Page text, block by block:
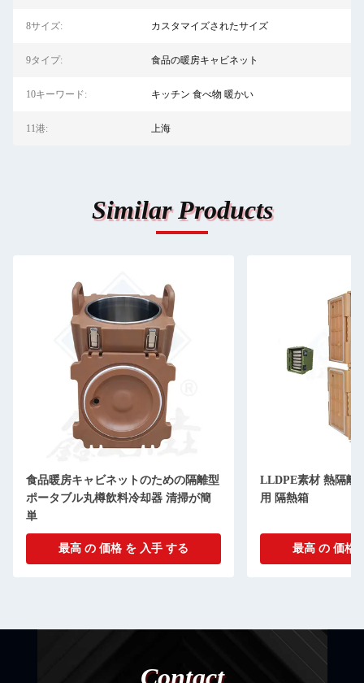
8サイズ: カスタマイズされたサイズ
9タイプ: 食品の暖房キャビネット
10キーワード: キッチン 食べ物 暖かい
11港: 上海
Similar Products
食品暖房キャビネットのための隔離型
ポータブル丸樽飲料冷却器 清掃が簡
単
最高 の 価格 を 入手 する
LLDPE素材 熱隔離
用 隔熱箱
最高 の 価格